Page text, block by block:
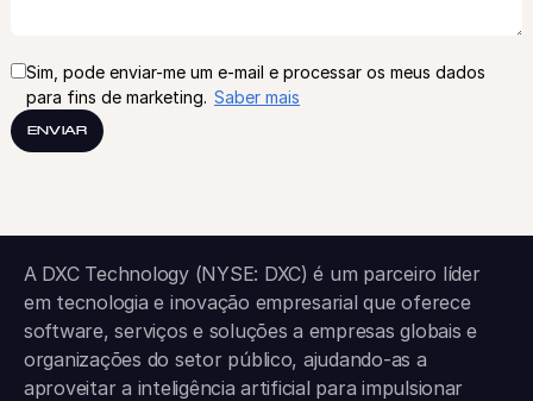
Sim, pode enviar-me um e-mail e processar os meus dados
para fins de marketing. Saber mais
ENVIAR
A DXC Technology (NYSE: DXC) é um parceiro líder
em tecnologia e inovação empresarial que oferece
software, serviços e soluções a empresas globais e
organizações do setor público, ajudando-as a
aproveitar a inteligência artificial para impulsionar